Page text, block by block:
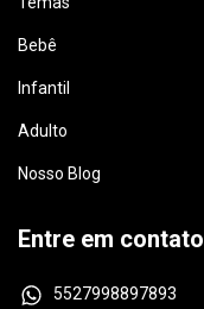
Bebê
Infantil
Adulto
Nosso Blog
Entre em contato
5527998897893